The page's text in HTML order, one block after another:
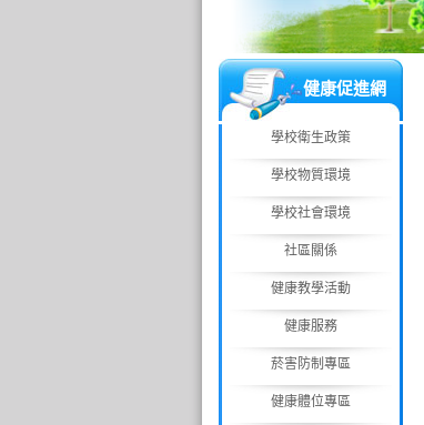
健康促進網
學校衛生政策
學校物質環境
學校社會環境
社區關係
健康教學活動
健康服務
菸害防制專區
健康體位專區